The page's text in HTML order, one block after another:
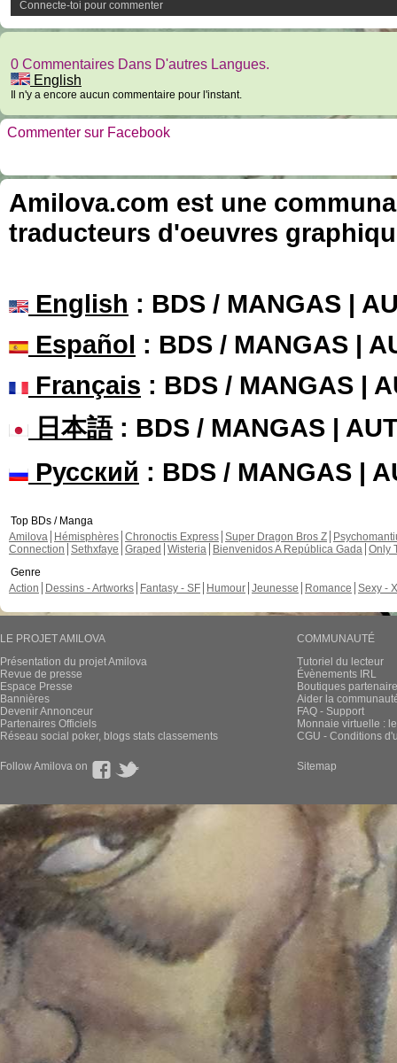
Connecte-toi pour commenter
0 Commentaires Dans D'autres Langues.
English
Il n'y a encore aucun commentaire pour l'instant.
Commenter sur Facebook
Amilova.com est une
traducteurs d'oeuvres
English : BDS / MANGAS |
Español : BDS / MANGAS |
Français : BDS / MANGAS |
日本語: BDS / MANGAS |
Русский : BDS / MANGAS |
Top BDs / Manga
Amilova
Hémisphères Chronoctis Express Super Dragon Bros Z
Connection Sethxfaye Graped Wisteria Bienvenidos A República Gada Only
Genre
Action
Dessins - Artworks Fantasy - SF Humour Jeunesse Romance Sexy -
LE PROJET AMILOVA
Présentation du projet Amilova
Revue de presse
Espace Presse
Bannières
Devenir Annonceur
Partenaires Officiels
Réseau social poker, blogs stats classements
COMMUNAUTÉ
Tutoriel du lecteur
Évènements IRL
Boutiques
Aider la
FAQ - Support
Monnaie virtuelle :
CGU - Conditions
Follow Amilova on Sitemap